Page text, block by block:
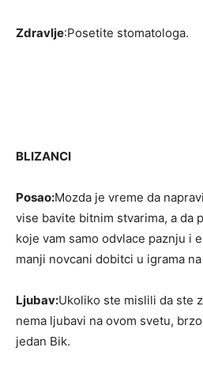
Zdravlje:Posetite stomatologa.
BLIZANCI
Posao:Mozda je vreme da
vise bavite bitnim stvarima, a da
koje vam samo odvlace paznju i
manji novcani dobitci u igrama
Ljubav:Ukoliko ste mislili da ste
nema ljubavi na ovom svetu,
jedan Bik.